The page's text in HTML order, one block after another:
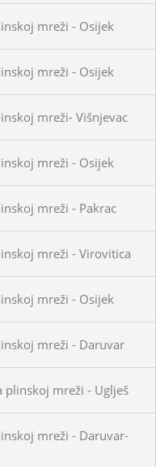
mreži - Osijek
mreži - Osijek
mreži- Višnjevac
mreži - Osijek
mreži - Pakrac
mreži - Virovitica
mreži - Osijek
mreži - Daruvar
mreži - Uglješ
mreži - Daruvar-